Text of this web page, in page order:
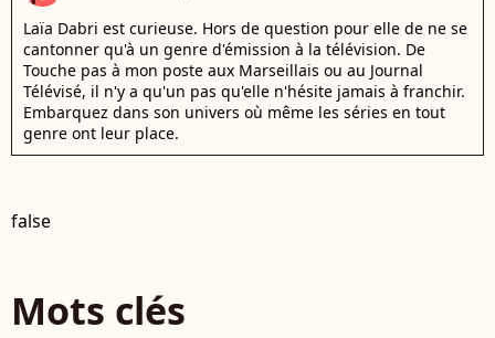
Laïa Dabri est curieuse. Hors de question pour elle de ne se
cantonner qu'à un genre d'émission à la télévision. De
Touche pas à mon poste aux Marseillais ou au Journal
Télévisé, il n'y a qu'un pas qu'elle n'hésite jamais à franchir.
Embarquez dans son univers où même les séries en tout
genre ont leur place.
false
Mots clés